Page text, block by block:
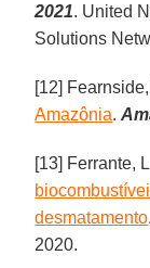
2021. United
Solutions
[12]
Amazônia.
[13] Ferrante,
desmatamento
2020.